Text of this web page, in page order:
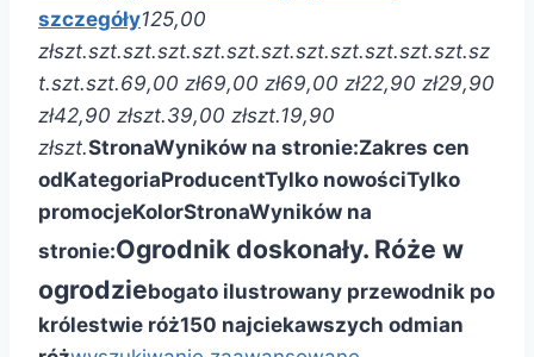
szczegóły125,00
złszt.szt.szt.szt.szt.szt.szt.szt.szt.szt.szt.szt.sz
t.szt.szt.69,00 zł69,00 zł69,00 zł22,90 zł29,90
zł42,90 złszt.39,00 złszt.19,90
złszt.StronaWyników na stronie:Zakres cen
odKategoriaProducentTylko nowościTylko
promocjeKolorStronaWyników na
stronie:Ogrodnik doskonały. Róże w
ogrodziebogato ilustrowany przewodnik po
królestwie róż150 najciekawszych odmian